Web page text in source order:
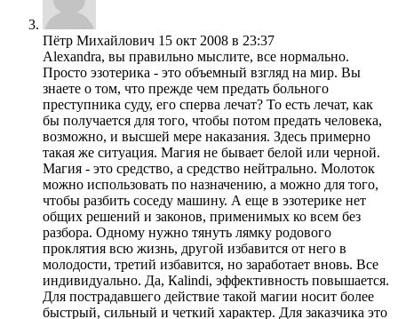
Пётр Михайлович 15 окт 2008 в 23:37
Alexandra, вы правильно мыслите, все нормально.
Просто эзотерика - это объемный взгляд на мир. Вы
знаете о том, что прежде чем предать больного
преступника суду, его сперва лечат? То есть лечат, как
бы получается для того, чтобы потом предать человека,
возможно, и высшей мере наказания. Здесь примерно
такая же ситуация. Магия не бывает белой или черной.
Магия - это средство, а средство нейтрально. Молоток
можно использовать по назначению, а можно для того,
чтобы разбить соседу машину. А еще в эзотерике нет
общих решений и законов, применимых ко всем без
разбора. Одному нужно тянуть лямку родового
проклятия всю жизнь, другой избавится от него в
молодости, третий избавится, но заработает вновь. Все
индивидуально. Да, Кalindi, эффективность повышается.
Для пострадавшего действие такой магии носит более
быстрый, сильный и четкий характер. Для заказчика это